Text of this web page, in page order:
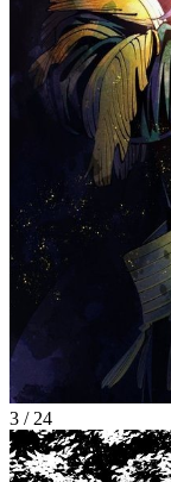
3 / 24